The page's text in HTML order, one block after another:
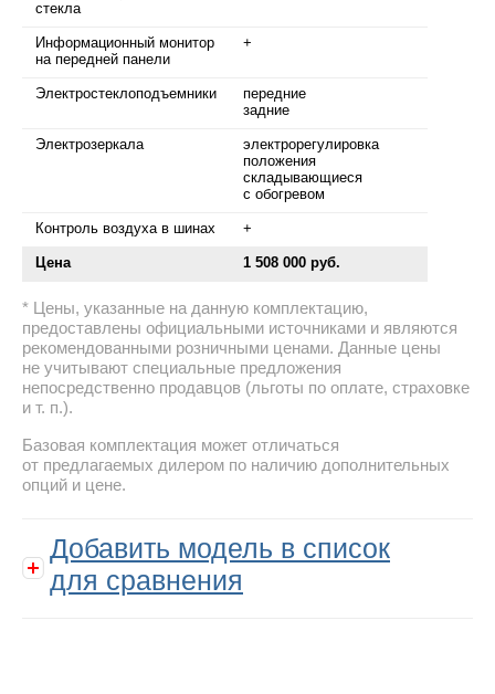
стекла
Информационный монитор
на передней панели
+
Электростеклоподъемники
передние
задние
Электрозеркала
электрорегулировка
положения
складывающиеся
с обогревом
Контроль воздуха в шинах +
Цена 1 508 000 руб.
Цены, указанные на данную комплектацию,
предоставлены официальными источниками и являются
рекомендованными розничными ценами. Данные цены
не учитывают специальные предложения
непосредственно продавцов (льготы по оплате, страховке
и т. п.).
Базовая комплектация может отличаться
от предлагаемых дилером по наличию дополнительных
опций и цене.
Добавить модель в список
для сравнения